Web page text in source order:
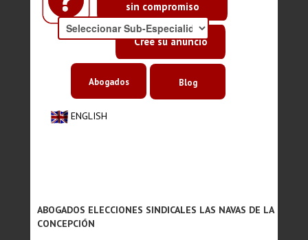
sin compromiso
Cree su anuncio
ENGLISH
Abogados Blog
ABOGADOS ELECCIONES SINDICALES LAS NAVAS DE LA
CONCEPCIÓN